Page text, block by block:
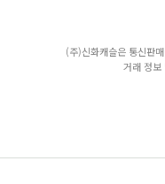
(주)신화캐슬은 통신판
거래 정보